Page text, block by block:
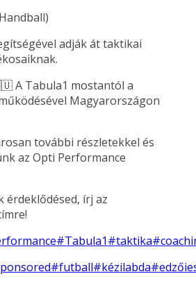
adják át taktikai
A Tabula1 mostantól a
Magyarországon
további részletekkel és
az Opti Performance
érdeklődésed, írj az
#Tabula1#taktika
#futball#kézilabda